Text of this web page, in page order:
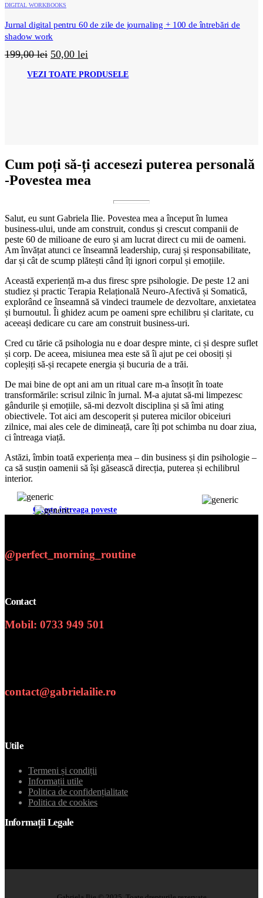
DIGITAL WORKBOOKS
Jurnal digital pentru 60 de zile de journaling + 100 de întrebări de
shadow work
199,00lei Prețul
a
50,00 lei
este:
VEZI TOATE PRODUSELE
Cum poți să-ți accesezi puterea personală
-Povestea mea
Salut, eu sunt Gabriela Ilie. Povestea mea a început în lumea
business-ului, unde am construit, condus și crescut companii de
peste 60 de milioane de euro și am lucrat direct cu mii de oameni.
Am învățat atunci ce înseamnă leadership, curaj și responsabilitate,
dar și cât de scump plătești când îți ignori corpul și emoțiile.
Această experiență m-a dus firesc spre psihologie. De peste 12 ani
studiez și practic Terapia Relațională Neuro-Afectivă și Somatică,
explorând ce înseamnă să vindeci traumele de dezvoltare, anxietatea
și burnoutul. Îi ghidez acum pe oameni spre echilibru și claritate, cu
aceeași dedicare cu care am construit business-uri.
Cred cu tărie că psihologia nu e doar despre minte, ci și despre suflet
și corp. De aceea, misiunea mea este să îi ajut pe cei obosiți și
copleșiți să-și recapete energia și bucuria de a trăi.
De mai bine de opt ani am un ritual care m-a însoțit în toate
transformările: scrisul zilnic în jurnal. M-a ajutat să-mi limpezesc
gândurile și emoțiile, să-mi dezvolt disciplina și să îmi ating
obiectivele. Tot aici am descoperit și puterea micilor obiceiuri
zilnice, mai ales cele de dimineață, care îți pot schimba nu doar ziua,
ci întreaga viață.
Astăzi, îmbin toată experiența mea – din business și din psihologie –
ca să susțin oamenii să își găsească direcția, puterea și echilibrul
interior.
Citește întreaga poveste
@perfect_morning_routine
Contact
Mobil: 0733 949 501
contact@gabrielailie.ro
Utile
Termeni și condiții
Informații utile
Politica de confidențialitate
Politica de cookies
Informații Legale